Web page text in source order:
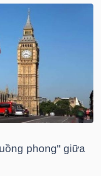
phong" giữa